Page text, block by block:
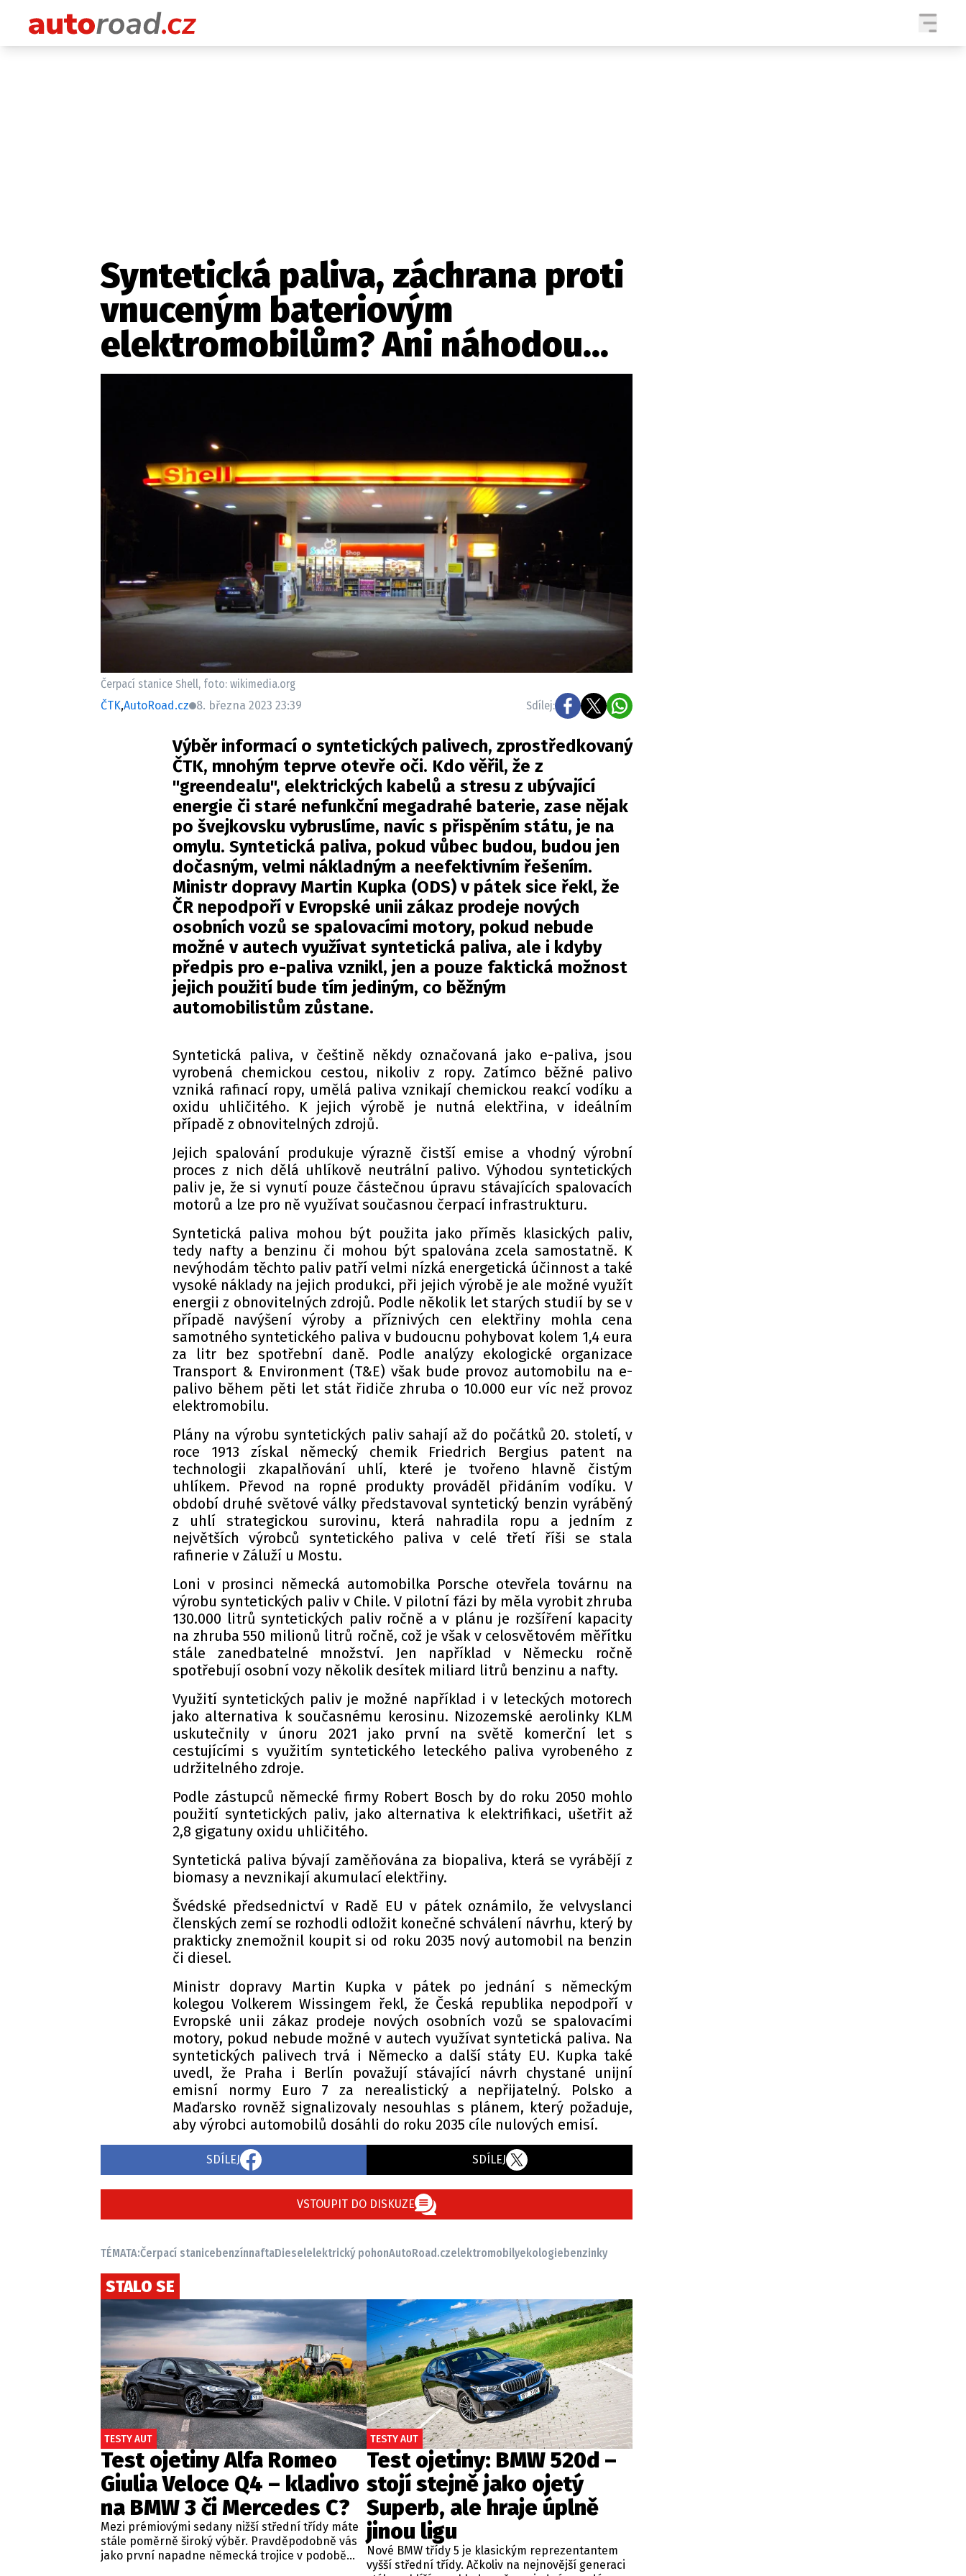
Český trh
Profi
Syntetická paliva, záchrana proti
vnuceným bateriovým
elektromobilům? Ani náhodou...
Čerpací stanice Shell, foto: wikimedia.org
ČTK,AutoRoad.cz 8. března 2023 23:39 Sdílej:
Výběr informací o syntetických palivech, zprostředkovaný
ČTK, mnohým teprve otevře oči. Kdo věřil, že z
"greendealu", elektrických kabelů a stresu z ubývající
energie či staré nefunkční megadrahé baterie, zase nějak
po švejkovsku vybruslíme, navíc s přispěním státu, je na
omylu. Syntetická paliva, pokud vůbec budou, budou jen
dočasným, velmi nákladným a neefektivním řešením.
Ministr dopravy Martin Kupka (ODS) v pátek sice řekl, že
ČR nepodpoří v Evropské unii zákaz prodeje nových
osobních vozů se spalovacími motory, pokud nebude
možné v autech využívat syntetická paliva, ale i kdyby
předpis pro e-paliva vznikl, jen a pouze faktická možnost
jejich použití bude tím jediným, co běžným
automobilistům zůstane.
Syntetická paliva, v češtině někdy označovaná jako e-paliva, jsou
vyrobená chemickou cestou, nikoliv z ropy. Zatímco běžné palivo
vzniká rafinací ropy, umělá paliva vznikají chemickou reakcí vodíku a
oxidu uhličitého. K jejich výrobě je nutná elektřina, v ideálním
případě z obnovitelných zdrojů.
Jejich spalování produkuje výrazně čistší emise a vhodný výrobní
proces z nich dělá uhlíkově neutrální palivo. Výhodou syntetických
paliv je, že si vynutí pouze částečnou úpravu stávajících spalovacích
motorů a lze pro ně využívat současnou čerpací infrastrukturu.
Syntetická paliva mohou být použita jako příměs klasických paliv,
tedy nafty a benzinu či mohou být spalována zcela samostatně. K
nevýhodám těchto paliv patří velmi nízká energetická účinnost a také
vysoké náklady na jejich produkci, při jejich výrobě je ale možné využít
energii z obnovitelných zdrojů. Podle několik let starých studií by se v
případě navýšení výroby a příznivých cen elektřiny mohla cena
samotného syntetického paliva v budoucnu pohybovat kolem 1,4 eura
za litr bez spotřební daně. Podle analýzy ekologické organizace
Transport & Environment (T&E) však bude provoz automobilu na e-
palivo během pěti let stát řidiče zhruba o 10.000 eur víc než provoz
elektromobilu.
Plány na výrobu syntetických paliv sahají až do počátků 20. století, v
roce 1913 získal německý chemik Friedrich Bergius patent na
technologii zkapalňování uhlí, které je tvořeno hlavně čistým
uhlíkem. Převod na ropné produkty prováděl přidáním vodíku. V
období druhé světové války představoval syntetický benzin vyráběný
z uhlí strategickou surovinu, která nahradila ropu a jedním z
největších výrobců syntetického paliva v celé třetí říši se stala
rafinerie v Záluží u Mostu.
Loni v prosinci německá automobilka Porsche otevřela továrnu na
výrobu syntetických paliv v Chile. V pilotní fázi by měla vyrobit zhruba
130.000 litrů syntetických paliv ročně a v plánu je rozšíření kapacity
na zhruba 550 milionů litrů ročně, což je však v celosvětovém měřítku
stále zanedbatelné množství. Jen například v Německu ročně
spotřebují osobní vozy několik desítek miliard litrů benzinu a nafty.
Využití syntetických paliv je možné například i v leteckých motorech
jako alternativa k současnému kerosinu. Nizozemské aerolinky KLM
uskutečnily v únoru 2021 jako první na světě komerční let s
cestujícími s využitím syntetického leteckého paliva vyrobeného z
udržitelného zdroje.
Podle zástupců německé firmy Robert Bosch by do roku 2050 mohlo
použití syntetických paliv, jako alternativa k elektrifikaci, ušetřit až
2,8 gigatuny oxidu uhličitého.
Syntetická paliva bývají zaměňována za biopaliva, která se vyrábějí z
biomasy a nevznikají akumulací elektřiny.
Švédské předsednictví v Radě EU v pátek oznámilo, že velvyslanci
členských zemí se rozhodli odložit konečné schválení návrhu, který by
prakticky znemožnil koupit si od roku 2035 nový automobil na benzin
či diesel.
Ministr dopravy Martin Kupka v pátek po jednání s německým
kolegou Volkerem Wissingem řekl, že Česká republika nepodpoří v
Evropské unii zákaz prodeje nových osobních vozů se spalovacími
motory, pokud nebude možné v autech využívat syntetická paliva. Na
syntetických palivech trvá i Německo a další státy EU. Kupka také
uvedl, že Praha i Berlín považují stávající návrh chystané unijní
emisní normy Euro 7 za nerealistický a nepřijatelný. Polsko a
Maďarsko rovněž signalizovaly nesouhlas s plánem, který požaduje,
aby výrobci automobilů dosáhli do roku 2035 cíle nulových emisí.
SDÍLEJ SDÍLEJ
VSTOUPIT DO DISKUZE
TÉMATA:Čerpací stanice benzínnaftaDieselelektrický pohonAutoRoad.czelektromobilyekologie benzinky
STALO SE
TESTY AUT
Test ojetiny Alfa Romeo
Giulia Veloce Q4 – kladivo
na BMW 3 či Mercedes C?
Mezi prémiovými sedany nižší střední třídy máte
stále poměrně široký výběr. Pravděpodobně vás
jako první napadne německá trojice v podobě
TESTY AUT
Test ojetiny: BMW 520d –
stojí stejně jako ojetý
Superb, ale hraje úplně
jinou ligu
Nové BMW třídy 5 je klasickým reprezentantem
vyšší střední třídy. Ačkoliv na nejnovější generaci